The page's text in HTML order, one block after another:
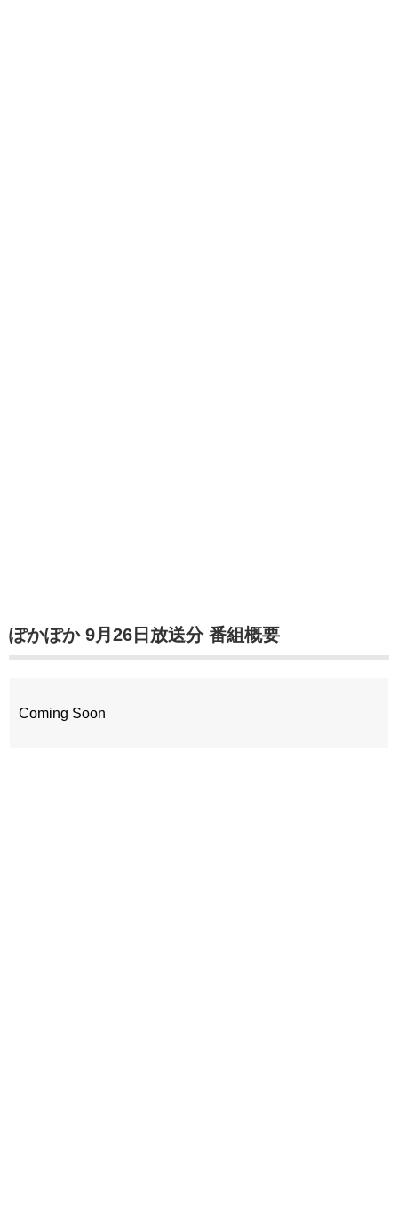
ぽかぽか 9月26日放送分 番組概要
Coming Soon